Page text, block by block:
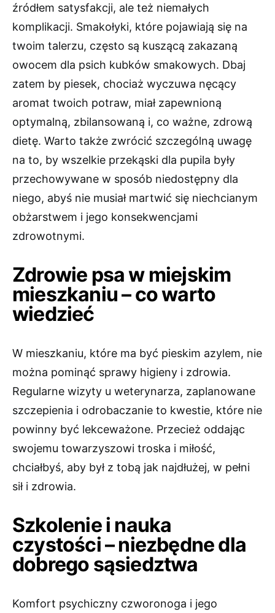
źródłem satysfakcji, ale też niemałych
komplikacji. Smakołyki, które pojawiają się na
twoim talerzu, często są kuszącą zakazaną
owocem dla psich kubków smakowych. Dbaj
zatem by piesek, chociaż wyczuwa nęcący
aromat twoich potraw, miał zapewnioną
optymalną, zbilansowaną i, co ważne, zdrową
dietę. Warto także zwrócić szczególną uwagę
na to, by wszelkie przekąski dla pupila były
przechowywane w sposób niedostępny dla
niego, abyś nie musiał martwić się niechcianym
obżarstwem i jego konsekwencjami
zdrowotnymi.
Zdrowie psa w miejskim
mieszkaniu – co warto
wiedzieć
W mieszkaniu, które ma być pieskim azylem, nie
można pominąć sprawy higieny i zdrowia.
Regularne wizyty u weterynarza, zaplanowane
szczepienia i odrobaczanie to kwestie, które nie
powinny być lekceważone. Przecież oddając
swojemu towarzyszowi troska i miłość,
chciałbyś, aby był z tobą jak najdłużej, w pełni
sił i zdrowia.
Szkolenie i nauka
czystości – niezbędne dla
dobrego sąsiedztwa
Komfort psychiczny czworonoga i jego